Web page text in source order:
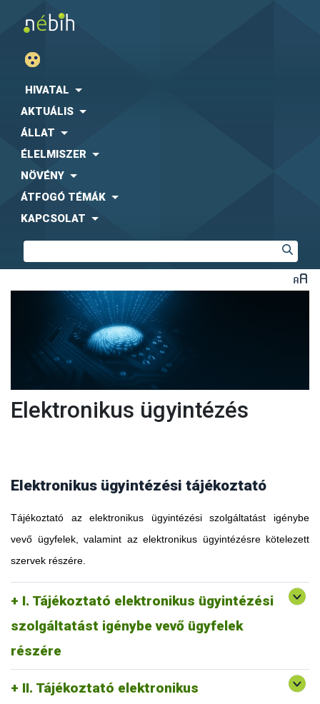
HIVATAL
AKTUÁLIS
ÁLLAT
ÉLELMISZER
NÖVÉNY
ÁTFOGÓ TÉMÁK
KAPCSOLAT
Elektronikus ügyintézés
Elektronikus ügyintézési tájékoztató
Tájékoztató az elektronikus ügyintézési szolgáltatást igénybe
vevő ügyfelek, valamint az elektronikus ügyintézésre kötelezett
szervek részére.
I. Tájékoztató elektronikus ügyintézési
szolgáltatást igénybe vevő ügyfelek
részére
II. Tájékoztató elektronikus